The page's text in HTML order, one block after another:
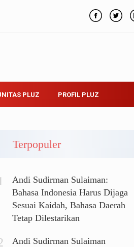
PLUZ PROFIL PLUZ
Terpopuler
Andi Sudirman Sulaiman:
Bahasa Indonesia Harus Dijaga
Sesuai Kaidah, Bahasa Daerah
Tetap Dilestarikan
Andi Sudirman Sulaiman